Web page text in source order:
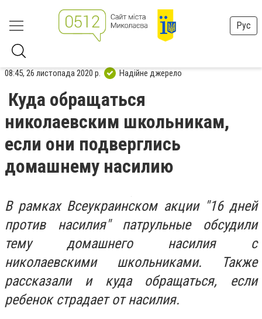
Рус
08:45, 26 листопада 2020 р. Надійне джерело
Куда обращаться
николаевским школьникам,
если они подверглись
домашнему насилию
В рамках Всеукраинском акции "16 дней
против насилия" патрульные обсудили
тему домашнего насилия с
николаевскими школьниками. Также
рассказали и куда обращаться, если
ребенок страдает от насилия.